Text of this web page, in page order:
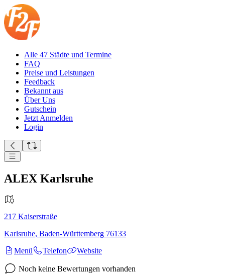
Alle 47 Städte und Termine
FAQ
Preise und Leistungen
Feedback
Bekannt aus
Über Uns
Gutschein
Jetzt Anmelden
Login
ALEX Karlsruhe
217 Kaiserstraße
Karlsruhe, Baden-Württemberg 76133
Menü
Telefon Website
Noch keine Bewertungen vorhanden